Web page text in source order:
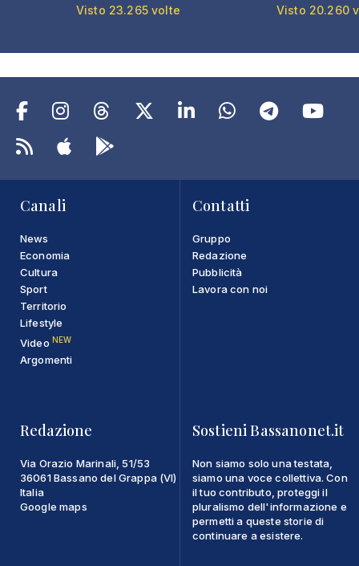
Visto 23.265 volte Visto 20.260
Canali
News
Economia
Cultura
Sport
Territorio
Lifestyle
Video NEW
Argomenti
Contatti
Gruppo
Redazione
Pubblicità
Lavora con noi
Redazione
Via Orazio Marinali, 51/53
36061 Bassano del Grappa (VI)
Italia
Google maps
Sostieni Bassanonet.it
Non siamo solo una testata,
siamo una voce collettiva. Con
il tuo contributo, proteggi il
pluralismo dell'informazione e
permetti a queste storie di
continuare a esistere.